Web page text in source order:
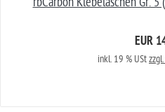
EUR
inkl. 19 % USt